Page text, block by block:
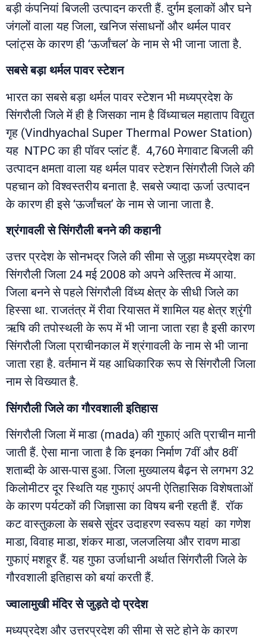
बड़ी कंपनियां बिजली उत्पादन करती हैं. दुर्गम इलाकों और घने
जंगलों वाला यह जिला, खनिज संसाधनों और थर्मल पावर
प्लांट्स के कारण ही ‘ऊर्जांचल’ के नाम से भी जाना जाता है.
सबसे बड़ा थर्मल पावर स्टेशन
भारत का सबसे बड़ा थर्मल पावर स्टेशन भी मध्यप्रदेश के
सिंगरौली जिले में ही है जिसका नाम है विंध्याचल महाताप विद्युत
गृह (Vindhyachal Super Thermal Power Station)
यह NTPC का ही पॉवर प्लांट हैं. 4,760 मेगावाट बिजली की
उत्पादन क्षमता वाला यह थर्मल पावर स्टेशन सिंगरौली जिले की
पहचान को विश्वस्तरीय बनाता है. सबसे ज्यादा ऊर्जा उत्पादन
के कारण ही इसे ‘ऊर्जांचल’ के नाम से जाना जाता है.
श्रंगावली से सिंगरौली बनने की कहानी
उत्तर प्रदेश के सोनभद्र जिले की सीमा से जुड़ा मध्यप्रदेश का
सिंगरौली जिला 24 मई 2008 को अपने अस्तित्व में आया.
जिला बनने से पहले सिंगरौली विंध्य क्षेत्र के सीधी जिले का
हिस्सा था. राजतंत्र में रीवा रियासत में शामिल यह क्षेत्र श्रृंगी
ऋषि की तपोस्थली के रूप में भी जाना जाता रहा है इसी कारण
सिंगरौली जिला प्राचीनकाल में श्रंगावली के नाम से भी जाना
जाता रहा है. वर्तमान में यह आधिकारिक रूप से सिंगरौली जिला
नाम से विख्यात है.
सिंगरौली जिले का गौरवशाली इतिहास
सिंगरौली जिला में माडा (mada) की गुफाएं अति प्राचीन मानी
जाती हैं. ऐसा माना जाता है कि इनका निर्माण 7वीं और 8वीं
शताब्दी के आस-पास हुआ. जिला मुख्यालय बैढ़न से लगभग 32
किलोमीटर दूर स्थिति यह गुफाएं अपनी ऐतिहासिक विशेषताओं
के कारण पर्यटकों की जिज्ञासा का विषय बनी रहती हैं. रॉक
कट वास्तुकला के सबसे सुंदर उदाहरण स्वरूप यहां का गणेश
माडा, विवाह माडा, शंकर माडा, जलजलिया और रावण माडा
गुफाएं मशहूर हैं. यह गुफा उर्जाधानी अर्थात सिंगरौली जिले के
गौरवशाली इतिहास को बयां करती हैं.
ज्वालामुखी मंदिर से जुड़ते दो प्रदेश
मध्यप्रदेश और उत्तरप्रदेश की सीमा से सटे होने के कारण